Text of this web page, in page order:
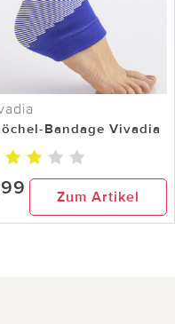
Bandage Vivadia
Zum Artikel